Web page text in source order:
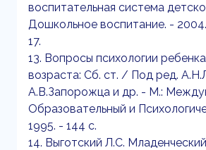
воспитательная система
Дошкольное воспитание. -
17.
13. Вопросы психологии
возраста: Сб. ст. / Под ред.
А.В.Запорожца и др. - М.:
Образовательный и
1995. - 144 с.
14. Выготский Л.С.